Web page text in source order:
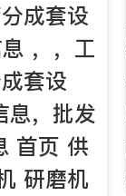
成套设
，，工
套设
息，批发
首页 供
研磨机